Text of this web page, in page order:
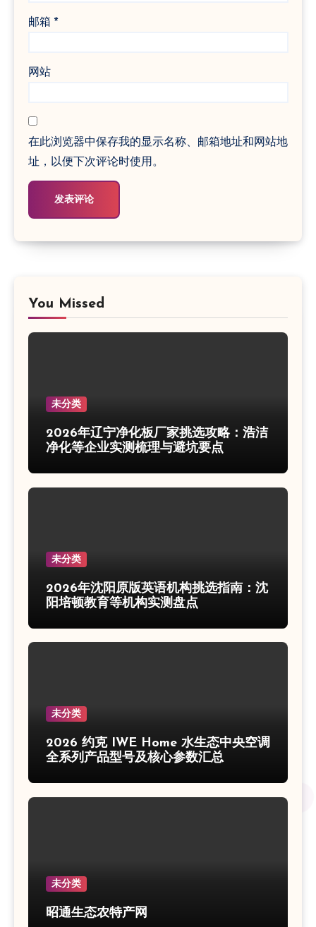
邮箱 *
网站
在此浏览器中保存我的显示名称、邮箱地址和网站地
址，以便下次评论时使用。
You Missed
未分类
2026年辽宁净化板厂家挑选攻略：浩洁
净化等企业实测梳理与避坑要点
未分类
2026年沈阳原版英语机构挑选指南：沈
阳培顿教育等机构实测盘点
未分类
2026 约克 IWE Home 水生态中央空调
全系列产品型号及核心参数汇总
未分类
昭通生态农特产网